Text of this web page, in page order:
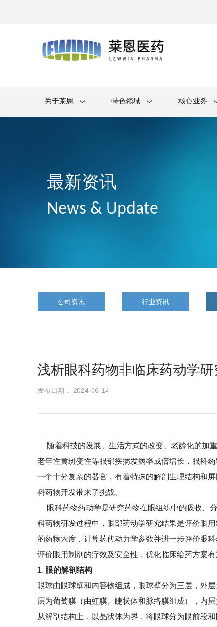
关于莱恩 特色领域 核心业务
最新资讯
News & Update
公司资讯 行业资讯
浅析眼科药物非临床药动学
发布日期： 2024-06-14
随着科技的发展、生活方式的改变、老龄化的加
老年性黄斑变性等眼部疾病发病率成倍增长，眼科
一个十分复杂的器官，有着特殊的解剖生理结构和
科药物开发带来了挑战。
眼科药物药动学是研究药物在眼组织中的吸收、
科药物研发过程中，眼部药动学研究结果是评价眼
的药物浓度，计算药代动力学参数并进一步评价眼
评价眼用制剂的疗效及安全性，优化临床给药方案
1. 眼的解剖结构
眼球由眼球壁和内容物组成，眼球壁分为三层，外
层为葡萄膜（由虹膜、睫状体和脉络膜组成），内
从解剖结构上，以晶状体为界，将眼球分为眼前段